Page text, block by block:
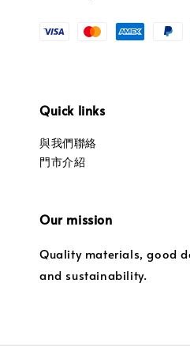
Quick links
與我們聯絡
門市介紹
Our mission
Quality materials, good
and sustainability.